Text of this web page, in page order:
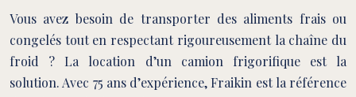
Vous avez besoin de transporter des aliments frais ou
congelés tout en respectant rigoureusement la chaîne du
froid ? La location d’un camion frigorifique est la
solution. Avec 75 ans d’expérience, Fraikin est la référence